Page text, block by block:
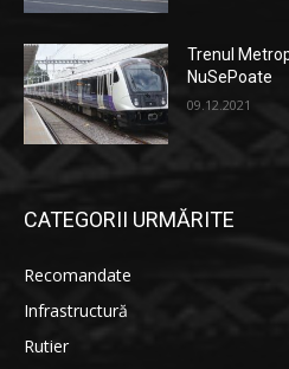
Trenul
NuSePoate
09.12.2021
CATEGORII URMĂRITE
Recomandate
Infrastructură
Rutier